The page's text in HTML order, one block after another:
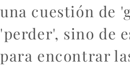
una cuestión de
'perder', sino de
para encontrar